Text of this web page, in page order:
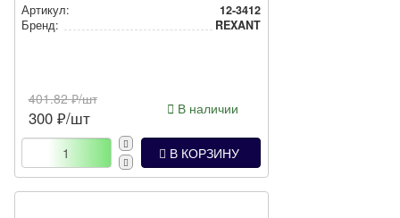
Артикул:
12-3412
Бренд:
REXANT
401.82₽/шт
300 ₽/шт В наличии
В КОРЗИНУ